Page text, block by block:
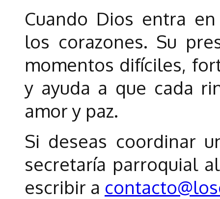
Cuando Dios entra
los corazones. Su
momentos difíciles,
y ayuda a que cada
amor y paz.
Si deseas coordinar
secretaría parroquial
escribir a